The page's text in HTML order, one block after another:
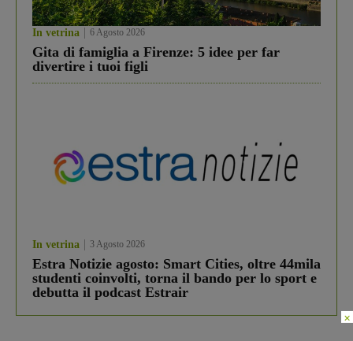
In vetrina 6 Agosto 2026
Gita di famiglia a Firenze: 5 idee per far
divertire i tuoi figli
In vetrina 3 Agosto 2026
Estra Notizie agosto: Smart Cities, oltre 44mila
studenti coinvolti, torna il bando per lo sport e
debutta il podcast Estrair
×